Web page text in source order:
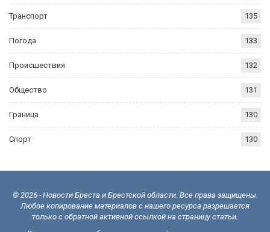
Транспорт 135
Погода 133
Происшествия 132
Общество 131
Граница 130
Спорт 130
© 2026 - Новости Бреста и Брестской области. Все права защищены.
Любое копирование материалов с нашего ресурса разрешается
только с обратной активной ссылкой на страницу статьи.